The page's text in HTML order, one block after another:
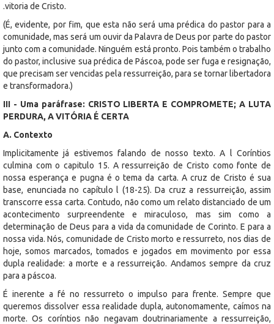
.vitoria de Cristo.
(É, evidente, por fim, que esta não será uma prédica do pastor para a
comunidade, mas será um ouvir da Palavra de Deus por parte do pastor
junto com a comunidade. Ninguém está pronto. Pois também o trabalho
do pastor, inclusive sua prédica de Páscoa, pode ser fuga e resignação,
que precisam ser vencidas pela ressurreição, para se tornar libertadora
e transformadora.)
III - Uma paráfrase: CRISTO LIBERTA E COMPROMETE; A LUTA
PERDURA, A VITÓRIA É CERTA
A. Contexto
Implicitamente já estivemos falando de nosso texto. A l Coríntios
culmina com o capitulo 15. A ressurreição de Cristo como fonte de
nossa esperança e pugna é o tema da carta. A cruz de Cristo é sua
base, enunciada no capítulo l (18-25). Da cruz a ressurreição, assim
transcorre essa carta. Contudo, não como um relato distanciado de um
acontecimento surpreendente e miraculoso, mas sim como a
determinação de Deus para a vida da comunidade de Corinto. E para a
nossa vida. Nós, comunidade de Cristo morto e ressurreto, nos dias de
hoje, somos marcados, tomados e jogados em movimento por essa
dupla realidade: a morte e a ressurreição. Andamos sempre da cruz
para a páscoa.
É inerente a fé no ressurreto o impulso para frente. Sempre que
queremos dissolver essa realidade dupla, autonomamente, caímos na
morte. Os coríntios não negavam doutrinariamente a ressurreição,